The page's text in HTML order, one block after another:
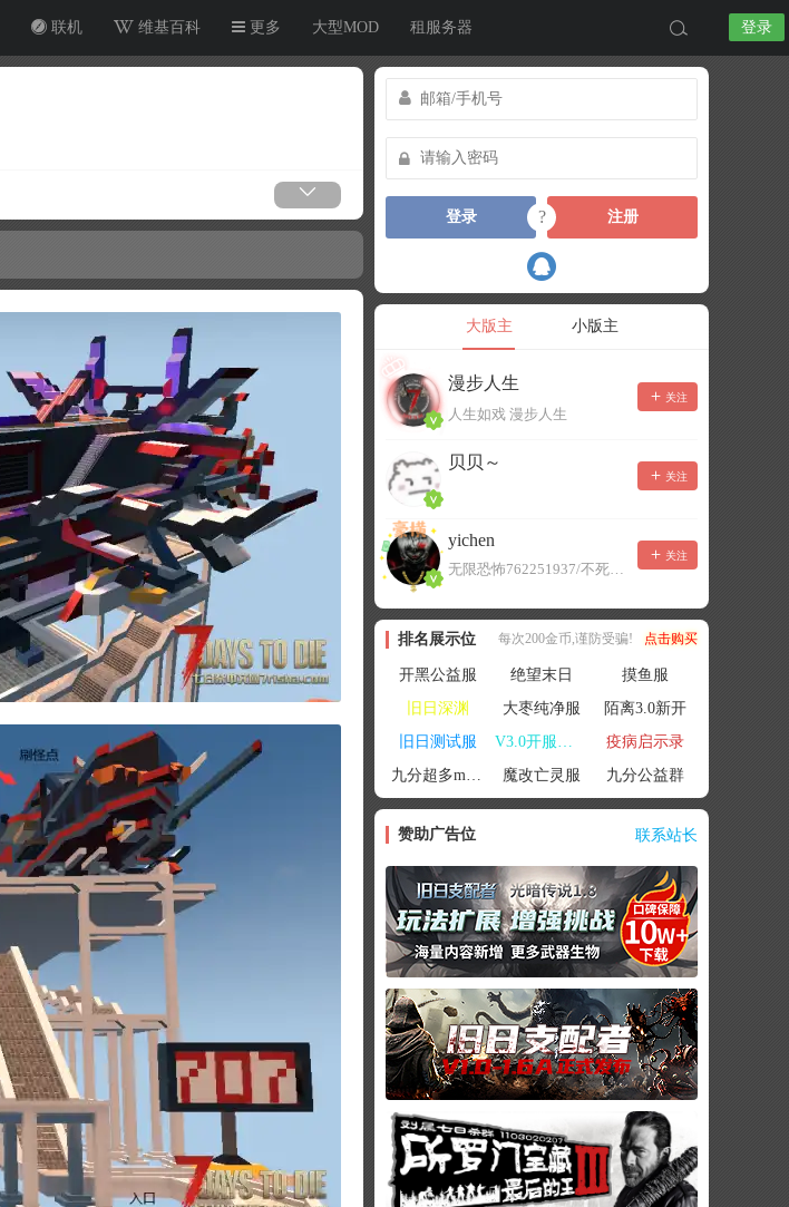
联机 维基百科 更多 大型MOD 租服务器 登录
登录 ? 注册
大版主 小版主
漫步人生
人生如戏 漫步人生
关注
贝贝～
关注
yichen
无限恐怖762251937/不死者末日1080207504
关注
排名展示位 每次200金币,谨防受骗! 点击购买
开黑公益服 绝望末日
摸鱼服
旧日深渊
大枣纯净服
陌离3.0新开
旧日测试服
V3.0开服联机
疫病启示录
九分超多mod群
魔改亡灵服 九分公益群
赞助广告位 联系站长